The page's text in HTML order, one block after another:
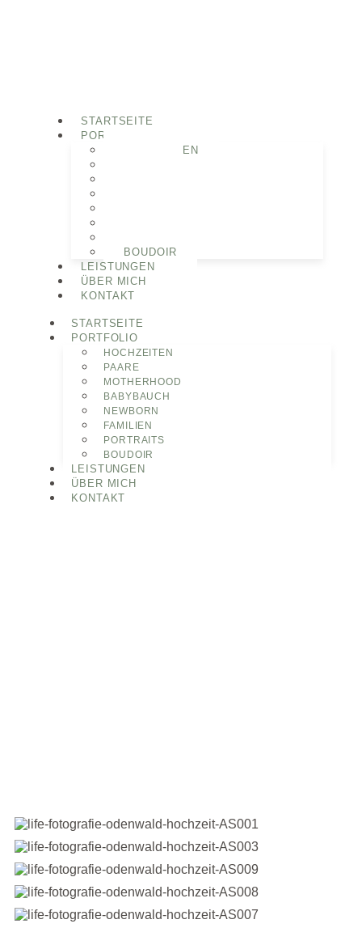
STARTSEITE
PORTFOLIO
HOCHZEITEN
BOUDOIR
LEISTUNGEN
ÜBER MICH
KONTAKT
STARTSEITE
PORTFOLIO
HOCHZEITEN
PAARE
MOTHERHOOD
BABYBAUCH
NEWBORN
FAMILIEN
PORTRAITS
BOUDOIR
LEISTUNGEN
ÜBER MICH
KONTAKT